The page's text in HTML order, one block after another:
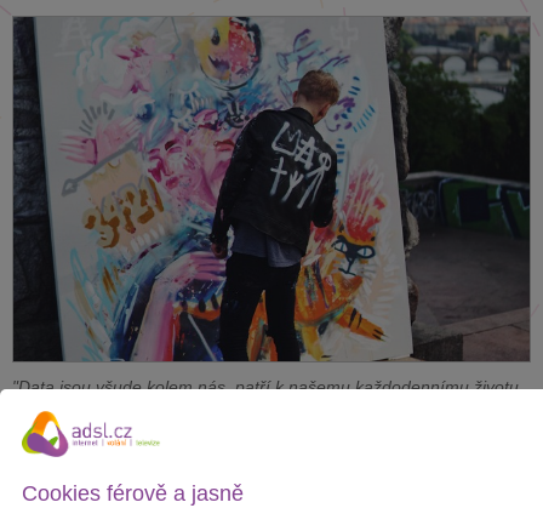
"Data jsou všude kolem nás, patří k našemu každodennímu životu.
Vstřebáváme velké množství informací a komunikujeme s několika
lidmi najednou. Rozhlížíme se na všechny světové strany - to na
obraze
pohotovost - ty znázorňuje tygr. Naše šance je tady a teď. Čísla na
Cookies férově a jasně